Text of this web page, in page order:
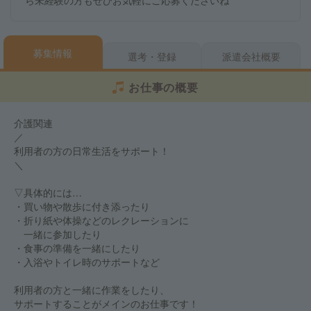
募集情報 選考・登録 派遣会社概要
お仕事の概要
介護関連
／
利用者の方の日常生活をサポート！
＼
▽具体的には…
・買い物や散歩に付き添ったり
・折り紙や体操などのレクレーションに
一緒に参加したり
・食事の準備を一緒にしたり
・入浴やトイレ時のサポートなど
利用者の方と一緒に作業をしたり、
サポートすることがメインのお仕事です！